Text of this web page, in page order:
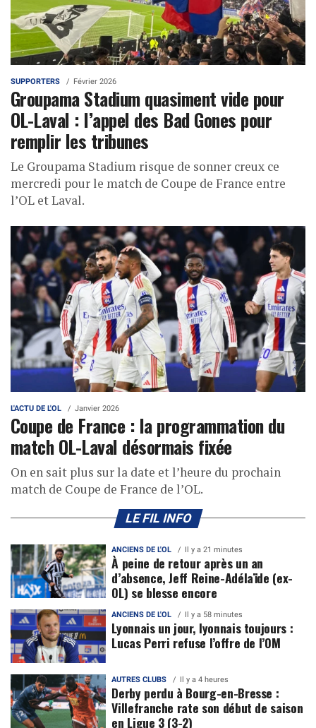
SUPPORTERS Février 2026
Groupama Stadium quasiment vide pour
OL-Laval : l’appel des Bad Gones pour
remplir les tribunes
Le Groupama Stadium risque de sonner creux ce
mercredi pour le match de Coupe de France entre
l’OL et Laval.
L'ACTU DE L'OL Janvier 2026
Coupe de France : la programmation du
match OL-Laval désormais fixée
On en sait plus sur la date et l’heure du prochain
match de Coupe de France de l’OL.
LE FIL INFO
ANCIENS DE L'OL Il y a 21 minutes
À peine de retour après un an
d’absence, Jeff Reine-Adélaïde (ex-
OL) se blesse encore
ANCIENS DE L'OL Il y a 58 minutes
Lyonnais un jour, lyonnais toujours :
Lucas Perri refuse l’offre de l’OM
AUTRES CLUBS Il y a 4 heures
Derby perdu à Bourg-en-Bresse :
Villefranche rate son début de saison
en Ligue 3 (3-2)